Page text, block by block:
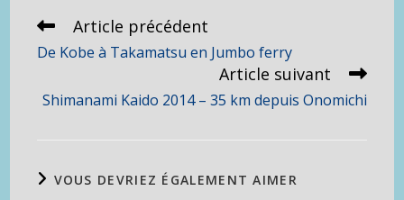
Read
articles
Article précédent
De Kobe à Takamatsu en Jumbo ferry
Article suivant
Shimanami Kaido 2014 – 35 km depuis Onomichi
VOUS DEVRIEZ ÉGALEMENT AIMER